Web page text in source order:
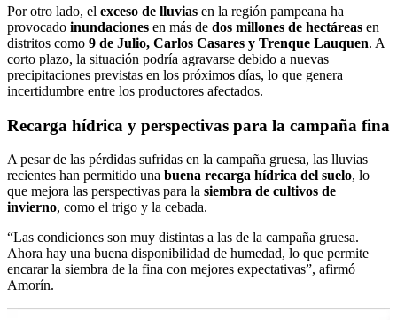
Por otro lado, el exceso de lluvias en la región pampeana ha
provocado inundaciones en más de dos millones de hectáreas en
distritos como 9 de Julio, Carlos Casares y Trenque Lauquen. A
corto plazo, la situación podría agravarse debido a nuevas
precipitaciones previstas en los próximos días, lo que genera
incertidumbre entre los productores afectados.
Recarga hídrica y perspectivas para la campaña fina
A pesar de las pérdidas sufridas en la campaña gruesa, las lluvias
recientes han permitido una buena recarga hídrica del suelo, lo
que mejora las perspectivas para la siembra de cultivos de
invierno, como el trigo y la cebada.
“Las condiciones son muy distintas a las de la campaña gruesa.
Ahora hay una buena disponibilidad de humedad, lo que permite
encarar la siembra de la fina con mejores expectativas”, afirmó
Amorín.